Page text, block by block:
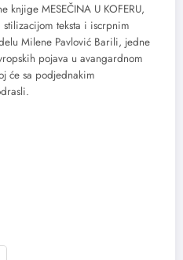
knjige MESEČINA U KOFERU,
teksta i iscrpnim
Milene Pavlović Barili, jedne
pojava u avangardnom
će sa podjednakim